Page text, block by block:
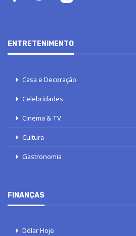
ENTRETENIMENTO
Casa e Decoração
Celebridades
Cinema & TV
Cultura
Gastronomia
FINANÇAS
Dólar Hoje